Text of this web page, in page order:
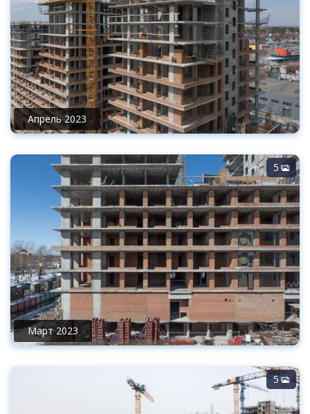
Апрель 2023
5
Март 2023
5